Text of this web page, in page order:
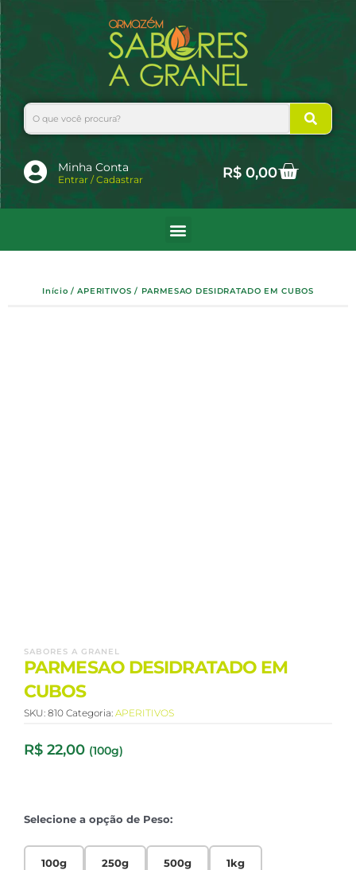
para
o
conteúdo
Search
Minha Conta
Entrar / Cadastrar R$0,00Cart
Início /APERITIVOS / PARMESAO DESIDRATADO EM CUBOS
SABORES A GRANEL
PARMESAO DESIDRATADO EM
CUBOS
SKU: 810 Categoria: APERITIVOS
R$ 22,00 (100g)
Selecione a opção de Peso:
100g 250g 500g 1kg